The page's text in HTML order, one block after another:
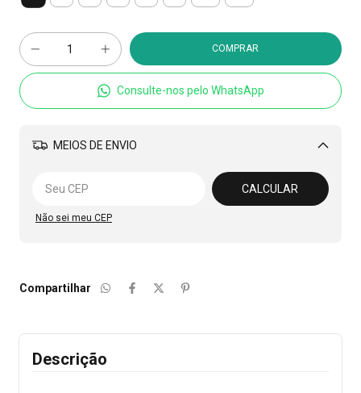
Consulte-nos pelo WhatsApp
MEIOS DE ENVIO
Alterar CEP
CALCULAR
Não sei meu CEP
Compartilhar
Descrição